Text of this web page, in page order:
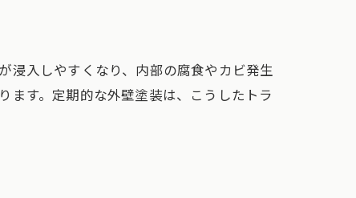
浸入しやすくなり、内部の腐食やカビ発生
ます。定期的な外壁塗装は、こうしたトラ